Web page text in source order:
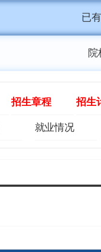
已
院
招生章程 招生
就业情况